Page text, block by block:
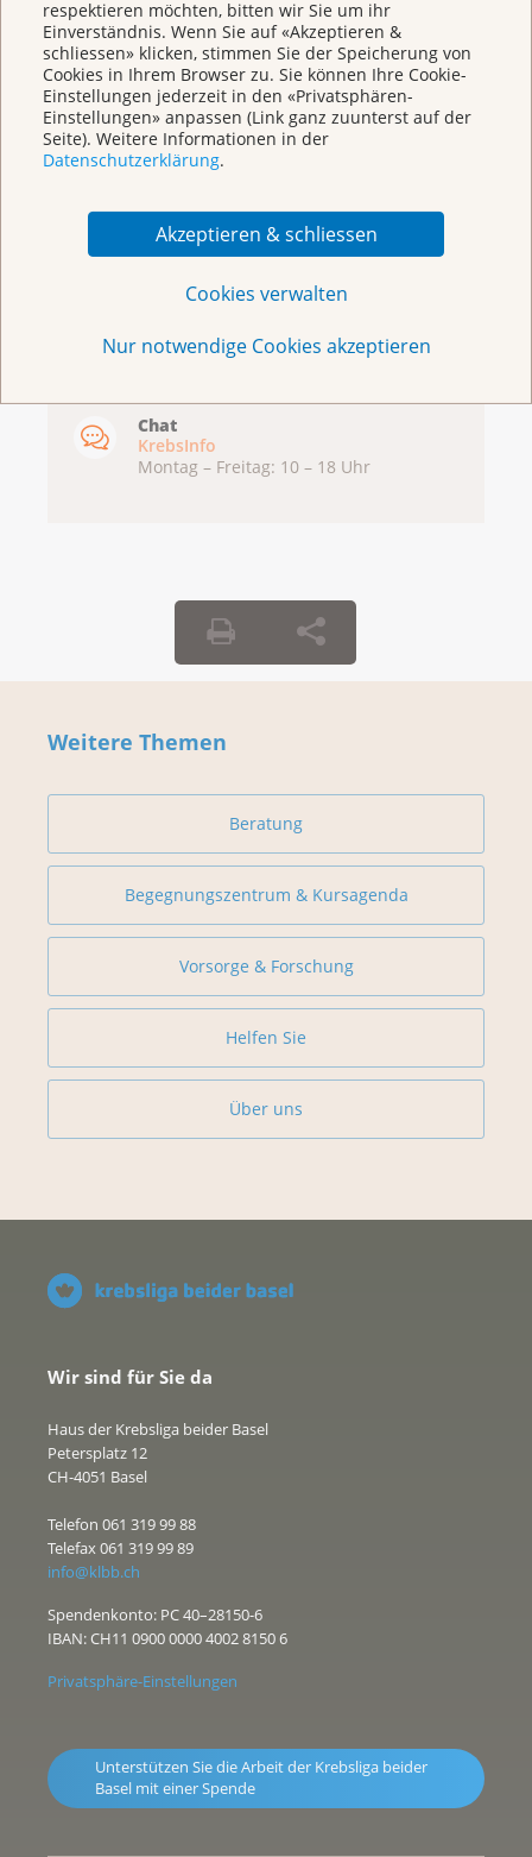
respektieren möchten, bitten wir Sie um ihr
Einverständnis. Wenn Sie auf «Akzeptieren &
schliessen» klicken, stimmen Sie der Speicherung von
Cookies in Ihrem Browser zu. Sie können Ihre Cookie-
Einstellungen jederzeit in den «Privatsphären-
Einstellungen» anpassen (Link ganz zuunterst auf der
Seite). Weitere Informationen in der
Datenschutzerklärung.
Akzeptieren & schliessen
Cookies verwalten
Nur notwendige Cookies akzeptieren
Broschüren/Shop
KrebsInfo
0800 11 88 11
E-Mail
Chat
KrebsInfo
Montag – Freitag: 10 – 18 Uhr
Weitere Themen
Beratung
Begegnungszentrum & Kursagenda
Vorsorge & Forschung
Helfen Sie
Über uns
Wir sind für Sie da
Haus der Krebsliga beider Basel
Petersplatz 12
CH-4051 Basel
Telefon 061 319 99 88
Telefax 061 319 99 89
info@klbb.ch
Spendenkonto: PC 40–28150-6
IBAN: CH11 0900 0000 4002 8150 6
Privatsphäre-Einstellungen
Unterstützen Sie die Arbeit der Krebsliga beider
Basel mit einer Spende